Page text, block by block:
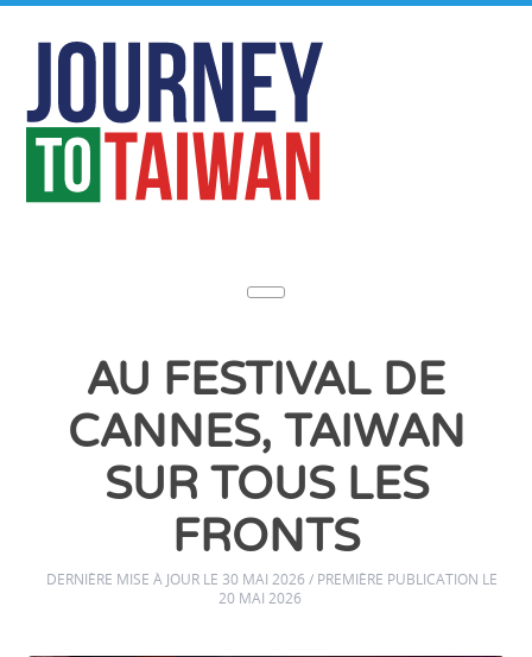
AU FESTIVAL DE
CANNES, TAIWAN
SUR TOUS LES
FRONTS
DERNIÈRE MISE À JOUR LE 30 MAI 2026 / PREMIÈRE PUBLICATION LE
20 MAI 2026